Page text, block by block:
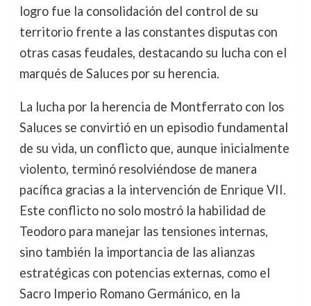
logro fue la consolidación del control de su
territorio frente a las constantes disputas con
otras casas feudales, destacando su lucha con el
marqués de Saluces por su herencia.
La lucha por la herencia de Montferrato con los
Saluces se convirtió en un episodio fundamental
de su vida, un conflicto que, aunque inicialmente
violento, terminó resolviéndose de manera
pacífica gracias a la intervención de Enrique VII.
Este conflicto no solo mostró la habilidad de
Teodoro para manejar las tensiones internas,
sino también la importancia de las alianzas
estratégicas con potencias externas, como el
Sacro Imperio Romano Germánico, en la